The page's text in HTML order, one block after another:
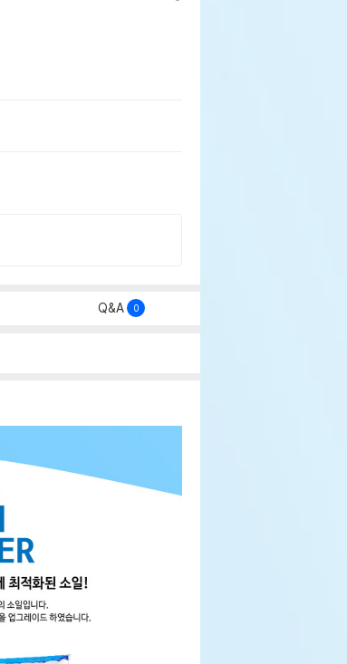
Q&A 0